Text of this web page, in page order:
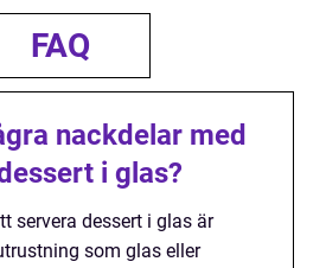
FAQ
nackdelar med
i glas?
servera dessert i glas är
som glas eller